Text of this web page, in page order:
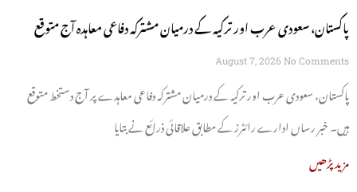
پاکستان، سعودی عرب اور ترکیہ کے درمیان مشترکہ دفاعی معاہدہ آج متوقع
August 7, 2026 No Comments
پاکستان، سعودی عرب اور ترکیہ کے درمیان مشترکہ دفاعی معاہدے پر آج دستخط متوقع
ہیں۔ خبر رساں ادارے رائٹرز کے مطابق علاقائی ذرائع نے بتایا
مزید پڑھیں